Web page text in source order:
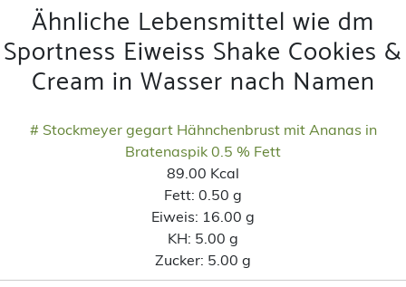
Ähnliche Lebensmittel wie dm
Sportness Eiweiss Shake Cookies &
Cream in Wasser nach Namen
# Stockmeyer gegart Hähnchenbrust mit Ananas in
Bratenaspik 0.5 % Fett
89.00 Kcal
Fett: 0.50 g
Eiweis: 16.00 g
KH: 5.00 g
Zucker: 5.00 g